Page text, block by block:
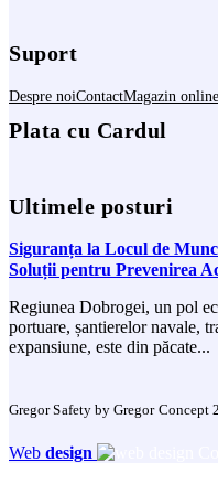
Suport
Despre noiContactMagazin online
Plata cu Cardul
Ultimele posturi
Siguranța la Locul de
Soluții pentru Prevenirea
Regiunea Dobrogei, un pol
portuare, șantierelor navale,
expansiune, este din păcate...
Gregor Safety by Gregor Concept
Web design